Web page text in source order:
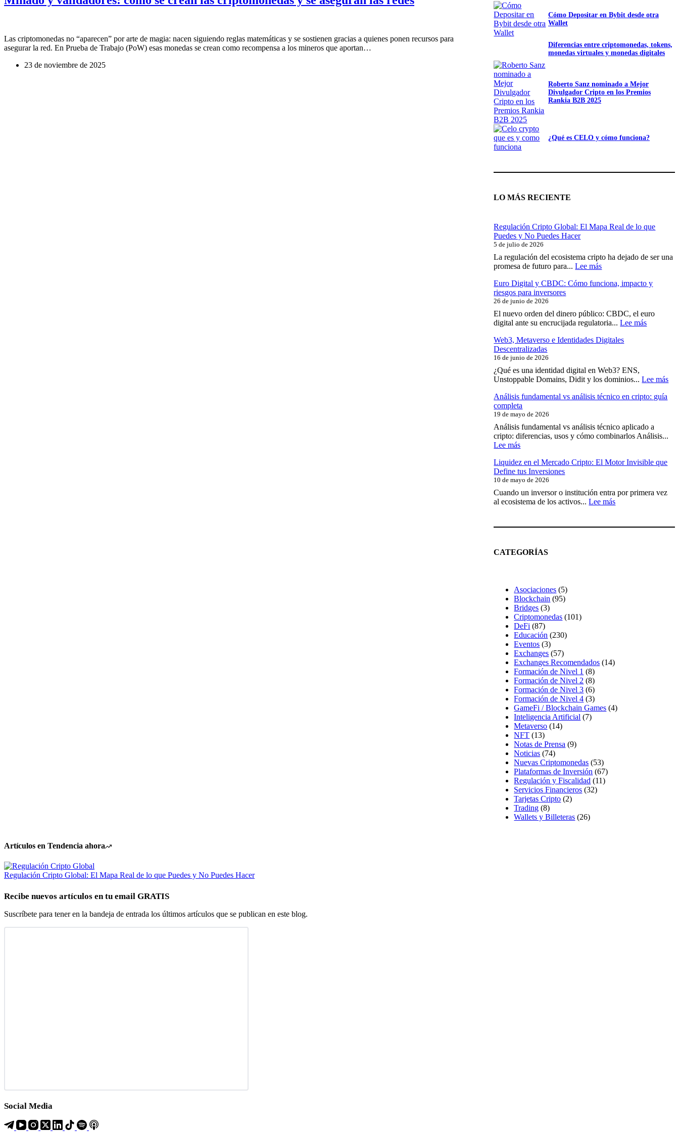
Las criptomonedas no “aparecen” por arte de magia: nacen siguiendo reglas matemáticas y se sostienen gracias a quienes ponen recursos para
asegurar la red. En Prueba de Trabajo (PoW) esas monedas se crean como recompensa a los mineros que aportan…
23 de noviembre de 2025
Cómo Depositar en Bybit desde otra
Wallet
Diferencias entre criptomonedas, tokens,
monedas virtuales y monedas digitales
Roberto Sanz nominado a Mejor
Divulgador Cripto en los Premios
Rankia B2B 2025
¿Qué es CELO y cómo funciona?
LO MÁS RECIENTE
Regulación Cripto Global: El Mapa Real de lo que
Puedes y No Puedes Hacer
5 de julio de 2026
La regulación del ecosistema cripto ha dejado de ser una
promesa de futuro para...Lee más:
Cripto
Mapa
Real
lo
y
No
Puedes
Hacer
Euro Digital y CBDC: Cómo funciona, impacto y
riesgos para inversores
26 de junio de 2026
El nuevo orden del dinero público: CBDC, el euro
digital ante su encrucijada regulatoria...Lee más:
funciona,
impacto
y
Web3, Metaverso e Identidades Digitales
Descentralizadas
16 de junio de 2026
¿Qué es una identidad digital en Web3? ENS,
Unstoppable Domains, Didit y los dominios...Lee más:
Análisis fundamental vs análisis técnico en cripto: guía
completa
19 de mayo de 2026
Análisis fundamental vs análisis técnico aplicado a
cripto: diferencias, usos y cómo combinarlos Análisis...
Lee más:
fundamental
vs
análisis
técnico
en
completa
Liquidez en el Mercado Cripto: El Motor Invisible que
Define tus Inversiones
10 de mayo de 2026
Cuando un inversor o institución entra por primera vez
al ecosistema de los activos...Lee más:
el
CATEGORÍAS
Asociaciones (5)
Blockchain (95)
Bridges (3)
Criptomonedas (101)
DeFi (87)
Educación (230)
Eventos (3)
Exchanges (57)
Exchanges Recomendados (14)
Formación de Nivel 1 (8)
Formación de Nivel 2 (8)
Formación de Nivel 3 (6)
Formación de Nivel 4 (3)
GameFi / Blockchain Games (4)
Inteligencia Artificial (7)
Metaverso (14)
NFT (13)
Notas de Prensa (9)
Noticias (74)
Nuevas Criptomonedas (53)
Plataformas de Inversión (67)
Regulación y Fiscalidad (11)
Servicios Financieros (32)
Tarjetas Cripto (2)
Trading (8)
Wallets y Billeteras (26)
Artículos en Tendencia ahora
Regulación Cripto Global: El Mapa Real de lo que Puedes y No Puedes Hacer
Recibe nuevos artículos en tu email GRATIS
Suscríbete para tener en la bandeja de entrada los últimos artículos que se publican en este blog.
Social Media